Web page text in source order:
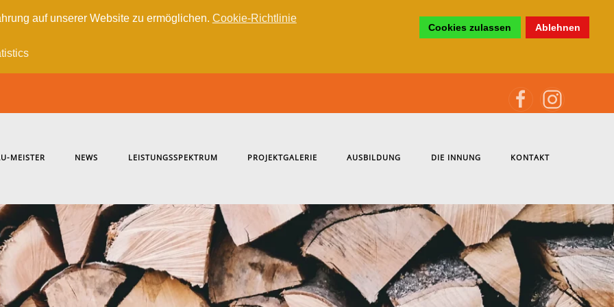
auf unserer Website zu ermöglichen. Cookie-Richtlinie
Cookies zulassen Ablehnen
MEISTER NEWS LEISTUNGSSPEKTRUM PROJEKTGALERIE AUSBILDUNG DIE INNUNG KONTAKT